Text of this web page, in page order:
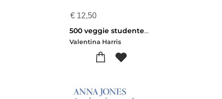
€ 12,50
500 veggie studentenmaaltijden
Valentina Harris